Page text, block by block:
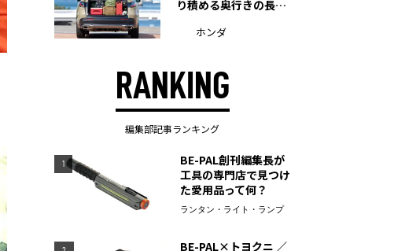
り積める奥行きの長い
ホンダ
RANKING
編集部記事ランキング
1
BE-PAL創刊編集長が
工具の専門店で見つけ
た愛用品って何？
ランタン・ライト・ランプ
BE-PAL×トヨクニ ／